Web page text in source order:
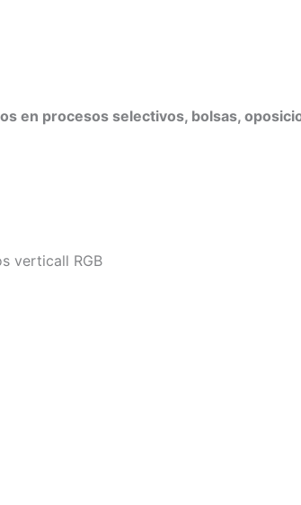
en procesos selectivos, bolsas,